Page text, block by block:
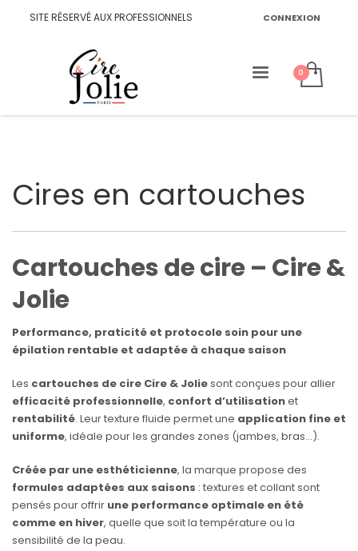
SITE RÉSERVÉ AUX PROFESSIONNELS CONNEXION
Cires en cartouches
Cartouches de cire – Cire &
Jolie
Performance, praticité et protocole soin pour une
épilation rentable et adaptée à chaque saison
Les cartouches de cire Cire & Joliesont conçues pour allier
efficacité professionnelle, confort d’utilisationet
rentabilité. Leur texture fluide permet une application fine et
uniforme, idéale pour les grandes zones (jambes, bras…).
Créée par une esthéticienne, la marque propose des
formules adaptées aux saisons : textures et collant sont
pensés pour offrir une performance optimale en été
comme en hiver, quelle que soit la température ou la
sensibilité de la peau.